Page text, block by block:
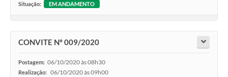
Situação: EM ANDAMENTO
CONVITE Nº 009/2020
Postagem: 06/10/2020 às 08h30
Realização: 06/10/2020 às 09h00